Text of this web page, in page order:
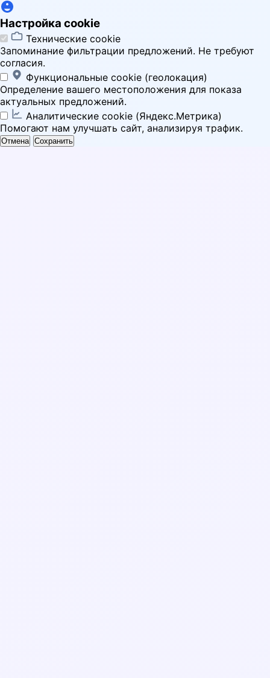
Настройка cookie
Технические cookie
Запоминание фильтрации предложений. Не требуют
согласия.
Функциональные cookie (геолокация)
Определение вашего местоположения для показа
актуальных предложений.
Аналитические cookie (Яндекс.Метрика)
Помогают нам улучшать сайт, анализируя трафик.
Отмена Сохранить